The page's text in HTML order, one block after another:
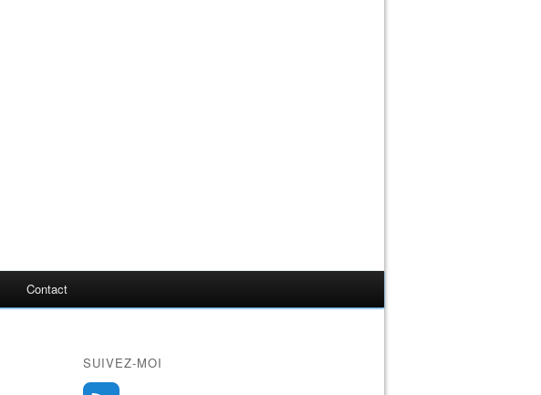
Contact
SUIVEZ-MOI